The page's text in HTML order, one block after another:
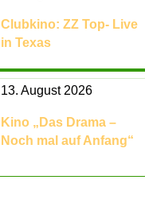
Clubkino: ZZ Top- Live
in Texas
13. August 2026
Kino „Das Drama –
Noch mal auf Anfang“